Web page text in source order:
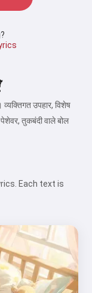
उपहार, विशेष
तुकबंदी वाले बोल
Each text is